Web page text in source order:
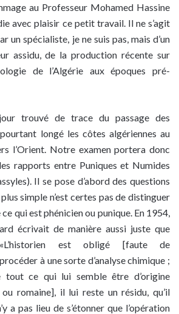
au Professeur Mohamed Hassine
avec plaisir ce petit travail. Il ne s’agit
un spécialiste, je ne suis pas, mais d’un
assidu, de la production récente sur
de l’Algérie aux époques pré-
trouvé de trace du passage des
longé les côtes algériennes au
l’Orient. Notre examen portera donc
rapports entre Puniques et Numides
Il se pose d’abord des questions
simple n’est certes pas de distinguer
qui est phénicien ou punique. En 1954,
écrivait de manière aussi juste que
est obligé [faute de
à une sorte d’analyse chimique ;
tout ce qui lui semble être d’origine
romaine], il lui reste un résidu, qu’il
a pas lieu de s’étonner que l’opération